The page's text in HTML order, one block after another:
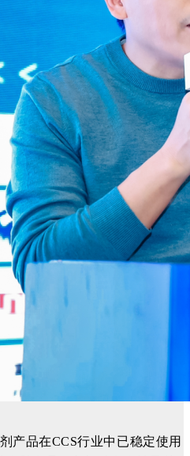
产品在CCS行业中已稳定使用